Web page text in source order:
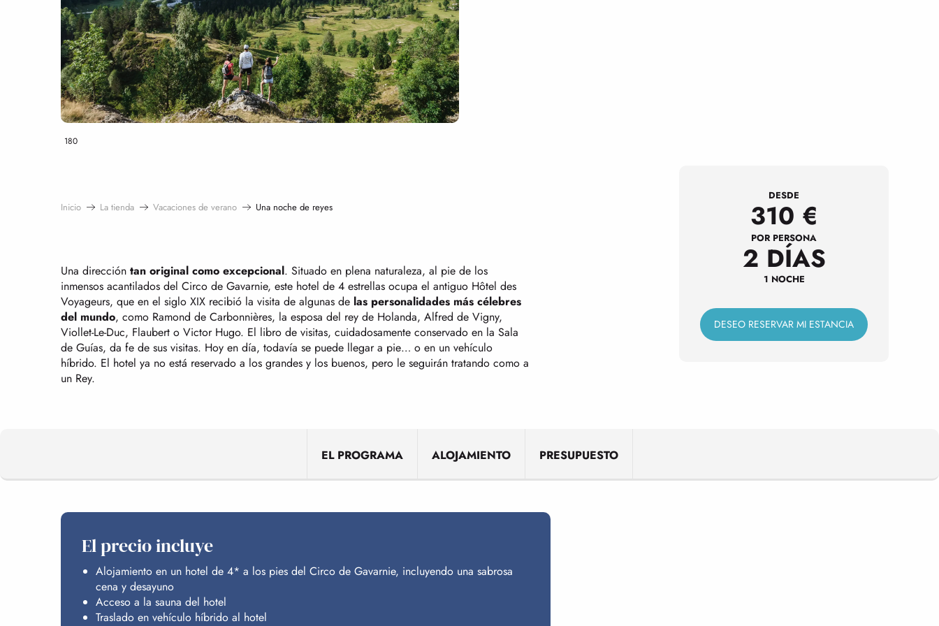
180
Inicio La tienda Vacaciones de verano Una noche de reyes
Una dirección tan original como excepcional. Situado en plena naturaleza, al pie de los
inmensos acantilados del Circo de Gavarnie, este hotel de 4 estrellas ocupa el antiguo Hôtel des
Voyageurs, que en el siglo XIX recibió la visita de algunas de las personalidades más célebres
del mundo, como Ramond de Carbonnières, la esposa del rey de Holanda, Alfred de Vigny,
Viollet-Le-Duc, Flaubert o Victor Hugo. El libro de visitas, cuidadosamente conservado en la Sala
de Guías, da fe de sus visitas. Hoy en día, todavía se puede llegar a pie… o en un vehículo
híbrido. El hotel ya no está reservado a los grandes y los buenos, pero le seguirán tratando como a
un Rey.
DESDE
310 €
POR PERSONA
2 DÍAS
1 NOCHE
DESEO RESERVAR MI ESTANCIA
EL PROGRAMA ALOJAMIENTO PRESUPUESTO
El precio incluye
Alojamiento en un hotel de 4* a los pies del Circo de Gavarnie, incluyendo una sabrosa
cena y desayuno
Acceso a la sauna del hotel
Traslado en vehículo híbrido al hotel